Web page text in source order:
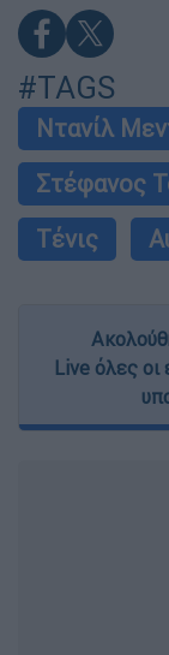
#TAGS
Ντανίλ
Στέφανος
Τένις
Live όλες οι